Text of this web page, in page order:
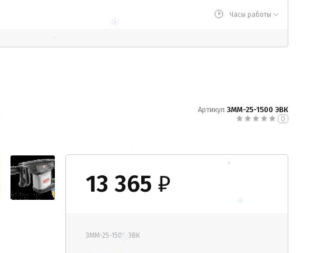
Часы работы
Артикул ЗММ-25-1500 ЭВК
0
13 365 ₽
ЗММ-25-1500 ЭВК